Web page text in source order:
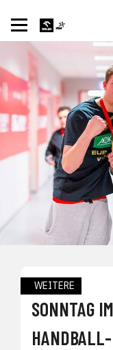
WEITERE
SONNTAG